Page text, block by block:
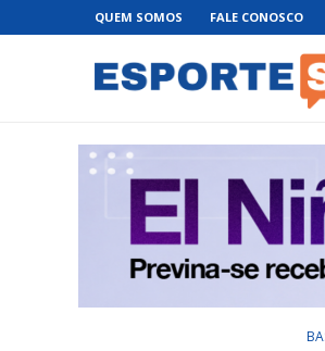
QUEM SOMOS FALE CONOSCO